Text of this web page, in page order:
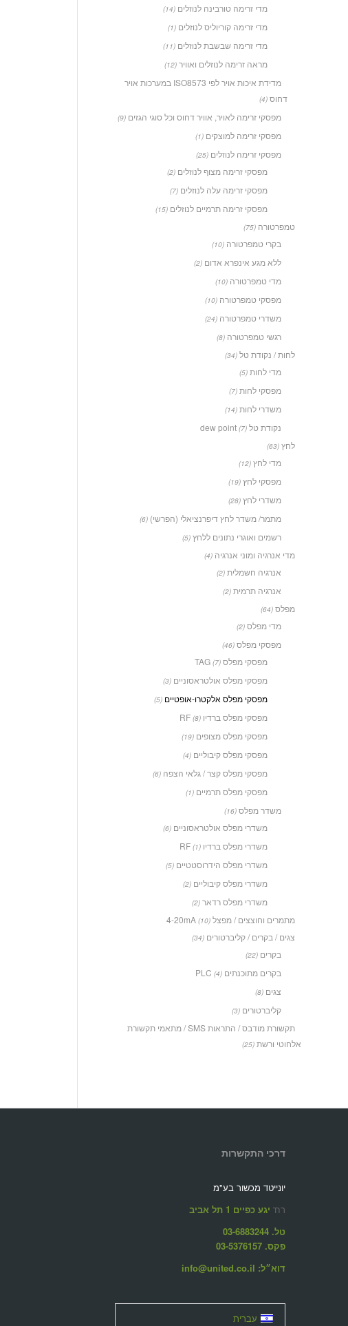
מדי זרימה טורבינה לנוזלים (14)
מדי זרימה קוריוליס לנוזלים (1)
מדי זרימה שבשבת לנוזלים (11)
מראה זרימה לנוזלים ואוויר (12)
מדידת איכות אויר לפי ISO8573 במערכות אויר
דחוס (4)
מפסקי זרימה לאויר, אוויר דחוס וכל סוגי הגזים (9)
מפסקי זרימה למוצקים (1)
מפסקי זרימה לנוזלים (25)
מפסקי זרימה מצוף לנוזלים (2)
מפסקי זרימה עלה לנוזלים (7)
מפסקי זרימה תרמיים לנוזלים (15)
טמפרטורה (75)
בקרי טמפרטורה (10)
ללא מגע אינפרא אדום (2)
מדי טמפרטורה (10)
מפסקי טמפרטורה (10)
משדרי טמפרטורה (24)
רגשי טמפרטורה (8)
לחות / נקודת טל (34)
מדי לחות (5)
מפסקי לחות (7)
משדרי לחות (14)
נקודת טל dew point (7)
לחץ (63)
מדי לחץ (12)
מפסקי לחץ (19)
משדרי לחץ (28)
מתמר/ משדר לחץ דיפרנציאלי (הפרשי) (6)
רשמים ואוגרי נתונים ללחץ (5)
מדי אנרגיה ומוני אנרגיה (4)
אנרגיה חשמלית (2)
אנרגיה תרמית (2)
מפלס (64)
מדי מפלס (2)
מפסקי מפלס (46)
מפסקי מפלס TAG (7)
מפסקי מפלס אולטראסוניים (3)
מפסקי מפלס אלקטרו-אופטיים (5)
מפסקי מפלס ברדיו RF (8)
מפסקי מפלס מצופים (19)
מפסקי מפלס קיבוליים (4)
מפסקי מפלס קצר / גלאי הצפה (6)
מפסקי מפלס תרמיים (1)
משדר מפלס (16)
משדרי מפלס אולטראסוניים (6)
משדרי מפלס ברדיו RF (1)
משדרי מפלס הידרוסטטיים (5)
משדרי מפלס קיבוליים (2)
משדרי מפלס רדאר (2)
מתמרים וחוצצים / מפצל 4-20mA (10)
צגים / בקרים / קליברטורים (34)
בקרים (22)
בקרים מתוכנתים PLC (4)
צגים (8)
קליברטורים (3)
תקשורת מודבס / התראות SMS / מתאמי תקשורת
אלחוטי ורשת (25)
דרכי התקשרות
יונייטד מכשור בע"מ
רח' יגע כפיים 1 תל אביב
טל. 03-6883244
פקס. 03-5376157
דוא״ל: info@united.co.il
עברית